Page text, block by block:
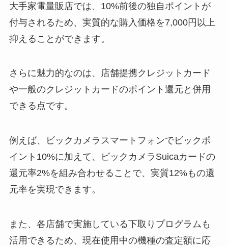
大手家電量販店では、10%前後の独自ポイントが
付与されるため、実質的な購入価格を7,000円以上
抑えることができます。
さらに魅力的なのは、店舗提携クレジットカード
や一般のクレジットカードのポイント還元と併用
できる点です。
例えば、ビックカメラスマートフォンでビックポ
イント10%に加えて、ビックカメラSuicaカードの
還元率2%を組み合わせることで、実質12%もの還
元率を実現できます。
また、各店舗で実施している下取りプログラムも
活用できるため、現在使用中の機種の査定額に応